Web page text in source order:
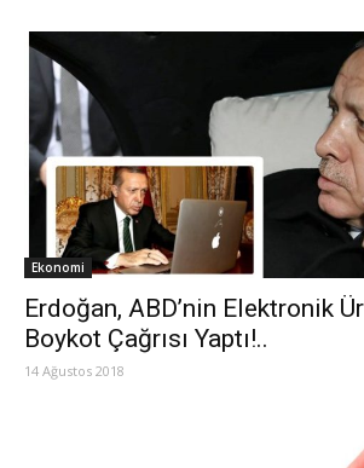
Ekonomi
Erdoğan, ABD’nin Elektronik
Boykot Çağrısı Yaptı!..
14 Ağustos 2018